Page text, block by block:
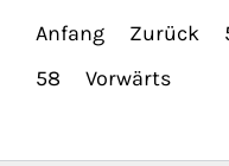
Anfang Zurück
58
Vorwärts